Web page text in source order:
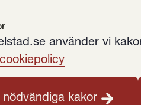
använder vi
nödvändiga kakor